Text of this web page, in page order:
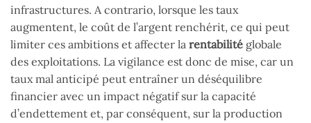
infrastructures. A contrario, lorsque les taux
augmentent, le coût de l’argent renchérit, ce qui peut
limiter ces ambitions et affecter la rentabilité globale
des exploitations. La vigilance est donc de mise, car un
taux mal anticipé peut entraîner un déséquilibre
financier avec un impact négatif sur la capacité
d’endettement et, par conséquent, sur la production